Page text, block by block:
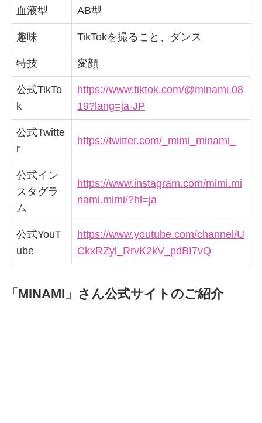
血液型 AB型
趣味 TikTokを撮ること、ダンス
特技 変顔
公式TikTo
k
https://www.tiktok.com/@minami.08
19?lang=ja-JP
公式Twitte
r
https://twitter.com/_mimi_minami_
公式イン
スタグラ
ム
https://www.instagram.com/mimi.mi
nami.mimi/?hl=ja
公式YouT
ube
https://www.youtube.com/channel/U
CkxRZyl_RrvK2kV_pdBI7vQ
「MINAMI」さん公式サイトのご紹介